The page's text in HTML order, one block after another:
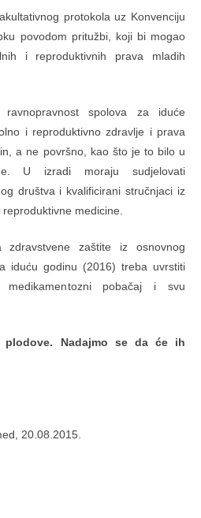
protokola uz Konvenciju
povodom pritužbi, koji bi mogao
i reproduktivnih prava mladih
spolova za iduće
i reproduktivno zdravlje i prava
a ne površno, kao što je to bilo u
U izradi moraju sudjelovati
društva i kvalificirani stručnjaci iz
medicine.
zaštite iz osnovnog
iduću godinu (2016) treba uvrstiti
medikamentozni pobačaj i svu
Nadajmo se da će ih
20.08.2015.